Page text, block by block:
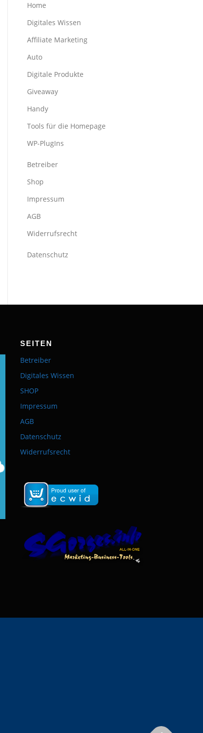
Home
Digitales Wissen
Affiliate Marketing
Auto
Digitale Produkte
Giveaway
Handy
Tools für die Homepage
WP-PlugIns
Betreiber
Shop
Impressum
AGB
Widerrufsrecht
Datenschutz
SEITEN
Betreiber
Digitales Wissen
SHOP
Impressum
AGB
Datenschutz
Widerrufsrecht